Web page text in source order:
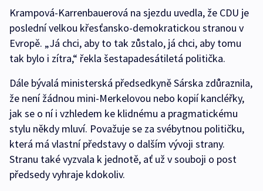
Krampová-Karrenbauerová na sjezdu uvedla, že CDU je
poslední velkou křesťansko-demokratickou stranou v
Evropě. „Já chci, aby to tak zůstalo, já chci, aby tomu
tak bylo i zítra,“ řekla šestapadesátiletá politička.
Dále bývalá ministerská předsedkyně Sárska zdůraznila,
že není žádnou mini-Merkelovou nebo kopií kancléřky,
jak se o ní i vzhledem ke klidnému a pragmatickému
stylu někdy mluví. Považuje se za svébytnou političku,
která má vlastní představy o dalším vývoji strany.
Stranu také vyzvala k jednotě, ať už v souboji o post
předsedy vyhraje kdokoliv.